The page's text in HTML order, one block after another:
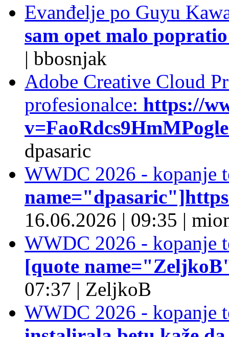
Evanđelje po Guyu
sam opet malo
| bbosnjak
Adobe Creative Cloud
profesionalce: https://
dpasaric
WWDC 2026 - kopanje
16.06.2026 | 09:35 |
WWDC 2026 - kopanje
[quote
07:37 | ZeljkoB
WWDC 2026 - kopanje